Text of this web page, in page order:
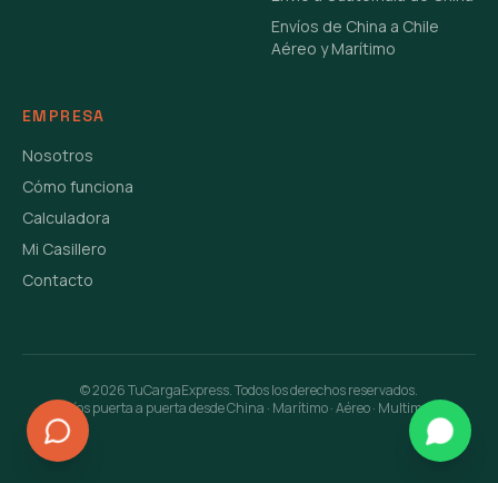
Envíos de China a Chile
Aéreo y Marítimo
EMPRESA
Nosotros
Cómo funciona
Calculadora
Mi Casillero
Contacto
©2026TuCargaExpress. Todos los derechos reservados.
Envíos puerta a puerta desde China · Marítimo · Aéreo · Multimodal